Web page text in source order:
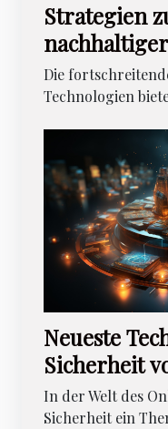
Strategien
moderne
Die
Technologien
Neueste
Sicherheit
Plattformen
In der Welt des
Sicherheit ein